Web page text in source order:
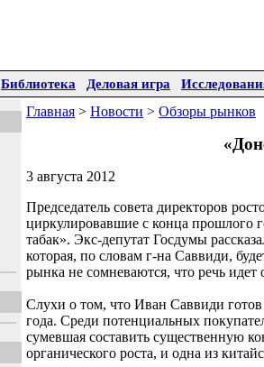
Библиотека Деловая игра
Главная > Новости > Обзоры рынков
3 августа 2012
Председатель совета директоров
циркулировавшие с конца прошлого
табак». Экс-депутат Госдумы
которая, по словам г-на Саввиди,
рынка не сомневаются, что речь
Слухи о том, что Иван Саввиди готов
года. Среди потенциальных
сумевшая составить существенную
органического роста, и одна из